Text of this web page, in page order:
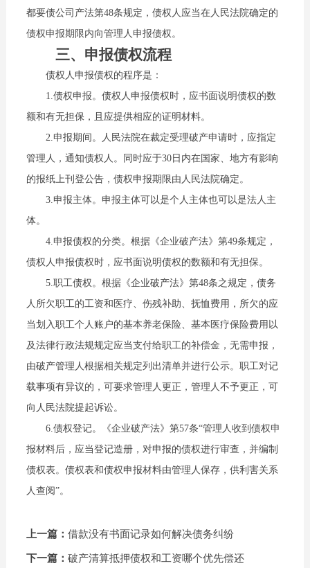
都要债公司产法第48条规定，债权人应当在人民法院确定的
债权申报期限内向管理人申报债权。
三、申报债权流程
债权人申报债权的程序是：
1.债权申报。债权人申报债权时，应书面说明债权的数
额和有无担保，且应提供相应的证明材料。
2.申报期间。人民法院在裁定受理破产申请时，应指定
管理人，通知债权人。同时应于30日内在国家、地方有影响
的报纸上刊登公告，债权申报期限由人民法院确定。
3.申报主体。申报主体可以是个人主体也可以是法人主
体。
4.申报债权的分类。根据《企业破产法》第49条规定，
债权人申报债权时，应书面说明债权的数额和有无担保。
5.职工债权。根据《企业破产法》第48条之规定，债务
人所欠职工的工资和医疗、伤残补助、抚恤费用，所欠的应
当划入职工个人账户的基本养老保险、基本医疗保险费用以
及法律行政法规规定应当支付给职工的补偿金，无需申报，
由破产管理人根据相关规定列出清单并进行公示。职工对记
载事项有异议的，可要求管理人更正，管理人不予更正，可
向人民法院提起诉讼。
6.债权登记。《企业破产法》第57条“管理人收到债权申
报材料后，应当登记造册，对申报的债权进行审查，并编制
债权表。债权表和债权申报材料由管理人保存，供利害关系
人查阅”。
上一篇：借款没有书面记录如何解决债务纠纷
下一篇：破产清算抵押债权和工资哪个优先偿还